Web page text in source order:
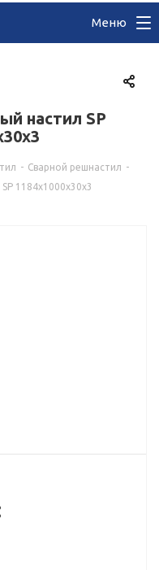
Меню
настил SP
- Сварной решнастил -
1184х1000x30х3